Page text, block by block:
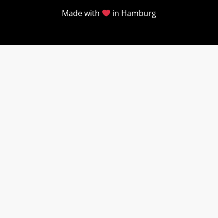
Made with in Hamburg